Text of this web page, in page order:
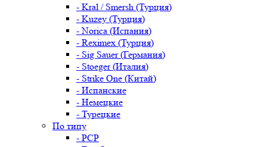
- Kral / Smersh (Турция)
- Kuzey (Турция)
- Norica (Испания)
- Reximex (Турция)
- Sig Sauer (Германия)
- Stoeger (Италия)
- Strike One (Китай)
- Испанские
- Немецкие
- Турецкие
По типу
- PCP